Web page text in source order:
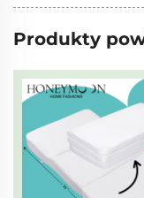
Produkty